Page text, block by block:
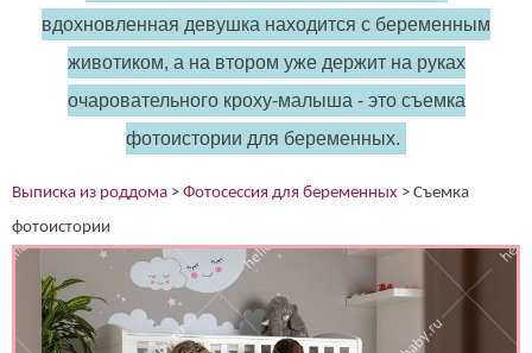
вдохновленная девушка находится с беременным
животиком, а на втором уже держит на руках
очаровательного кроху-малыша - это съемка
фотоистории для беременных.
Выписка из роддома > Фотосессия для беременных > Съемка
фотоистории